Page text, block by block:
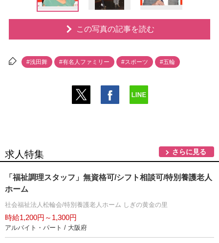
この写真の記事を読む
#浅田舞 #有名人ファミリー #スポーツ #五輪
求人特集 さらに見る
「福祉調理スタッフ」無資格可/シフト相談可/特別養護老人
ホーム
社会福祉法人松輪会/特別養護老人ホーム しぎの黄金の里
時給1,200円～1,300円
アルバイト・パート / 大阪府